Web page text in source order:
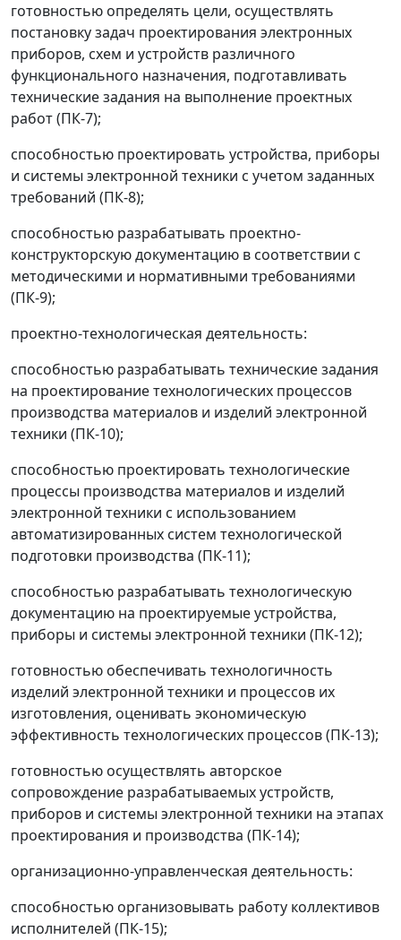
готовностью определять цели, осуществлять
постановку задач проектирования электронных
приборов, схем и устройств различного
функционального назначения, подготавливать
технические задания на выполнение проектных
работ (ПК-7);
способностью проектировать устройства, приборы
и системы электронной техники с учетом заданных
требований (ПК-8);
способностью разрабатывать проектно-
конструкторскую документацию в соответствии с
методическими и нормативными требованиями
(ПК-9);
проектно-технологическая деятельность:
способностью разрабатывать технические задания
на проектирование технологических процессов
производства материалов и изделий электронной
техники (ПК-10);
способностью проектировать технологические
процессы производства материалов и изделий
электронной техники с использованием
автоматизированных систем технологической
подготовки производства (ПК-11);
способностью разрабатывать технологическую
документацию на проектируемые устройства,
приборы и системы электронной техники (ПК-12);
готовностью обеспечивать технологичность
изделий электронной техники и процессов их
изготовления, оценивать экономическую
эффективность технологических процессов (ПК-13);
готовностью осуществлять авторское
сопровождение разрабатываемых устройств,
приборов и системы электронной техники на этапах
проектирования и производства (ПК-14);
организационно-управленческая деятельность:
способностью организовывать работу коллективов
исполнителей (ПК-15);